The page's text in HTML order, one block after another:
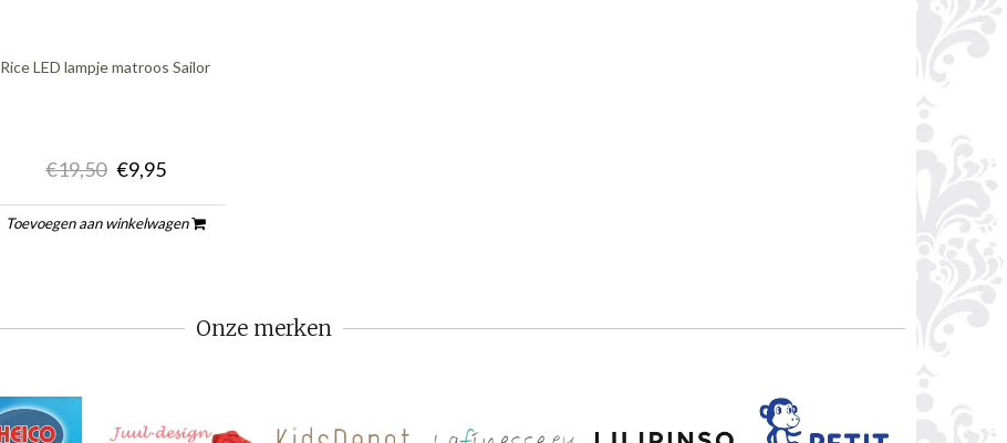
Rice LED lampje matroos Sailor
€19,50 €9,95
Toevoegen aan winkelwagen
Onze merken